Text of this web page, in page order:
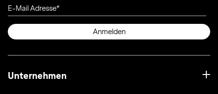
E-Mail Adresse
Anmelden
Unternehmen